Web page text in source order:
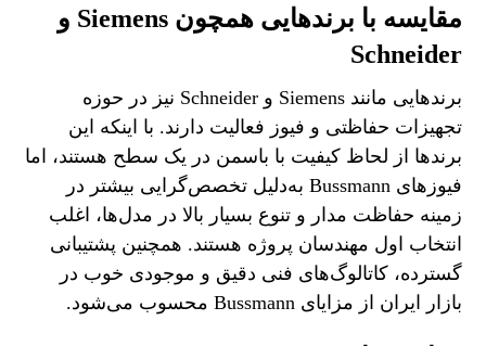
مقایسه با برندهایی همچون Siemens و
Schneider
برندهایی مانند Siemens و Schneider نیز در حوزه
تجهیزات حفاظتی و فیوز فعالیت دارند. با اینکه این
برندها از لحاظ کیفیت با باسمن در یک سطح هستند، اما
فیوزهای Bussmann به‌دلیل تخصص‌گرایی بیشتر در
زمینه حفاظت مدار و تنوع بسیار بالا در مدل‌ها، اغلب
انتخاب اول مهندسان پروژه هستند. همچنین پشتیبانی
گسترده، کاتالوگ‌های فنی دقیق و موجودی خوب در
بازار ایران از مزایای Bussmann محسوب می‌شود.